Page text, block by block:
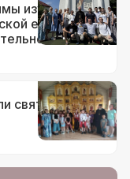
изучения
епархии
святых